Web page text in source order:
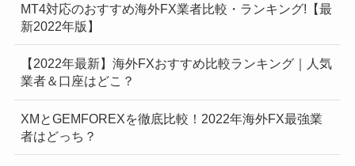
MT4対応のおすすめ海外FX業者比較・ランキング!【最
新2022年版】
【2022年最新】海外FXおすすめ比較ランキング｜人気
業者＆口座はどこ？
XMとGEMFOREXを徹底比較！2022年海外FX最強業
者はどっち？